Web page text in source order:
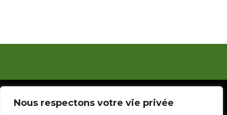
Nous respectons votre vie privée
© 2023 Ligue de Football de la Guyane. Réalisé par